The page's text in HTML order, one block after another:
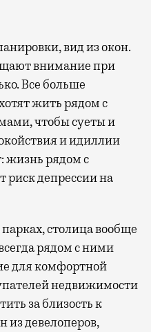
внимание при
Все больше
жить рядом с
чтобы суеты и
и идиллии
жизнь рядом с
риск депрессии на
столица вообще
рядом с ними
для комфортной
недвижимости
за близость к
из девелоперов,